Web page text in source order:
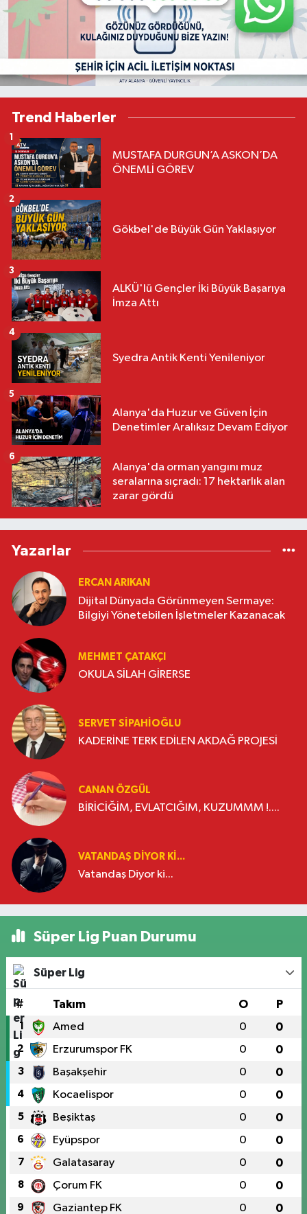
Trend Haberler
MUSTAFA DURGUN’A ASKON’DA
ÖNEMLİ GÖREV
1
Gökbel'de Büyük Gün Yaklaşıyor
2
ALKÜ'lü Gençler İki Büyük Başarıya
İmza Attı
3
Syedra Antik Kenti Yenileniyor
4
Alanya'da Huzur ve Güven İçin
Denetimler Aralıksız Devam Ediyor
5
Alanya'da orman yangını muz
seralarına sıçradı: 17 hektarlık alan
zarar gördü
6
Yazarlar
ERCAN ARIKAN
Dijital Dünyada Görünmeyen Sermaye:
Bilgiyi Yönetebilen İşletmeler Kazanacak
MEHMET ÇATAKÇI
OKULA SİLAH GİRERSE
SERVET SİPAHİOĞLU
KADERİNE TERK EDİLEN AKDAĞ PROJESİ
CANAN ÖZGÜL
BİRİCİĞİM, EVLATCIĞIM, KUZUMMM !....
VATANDAŞ DIYOR KI...
Vatandaş Diyor ki...
Süper Lig Puan Durumu
Süper Lig
# Takım O P
1 Amed 0 0
2 Erzurumspor FK 0 0
3 Başakşehir 0 0
4 Kocaelispor 0 0
5 Beşiktaş 0 0
6 Eyüpspor 0 0
7 Galatasaray 0 0
8 Çorum FK 0 0
9 Gaziantep FK 0 0